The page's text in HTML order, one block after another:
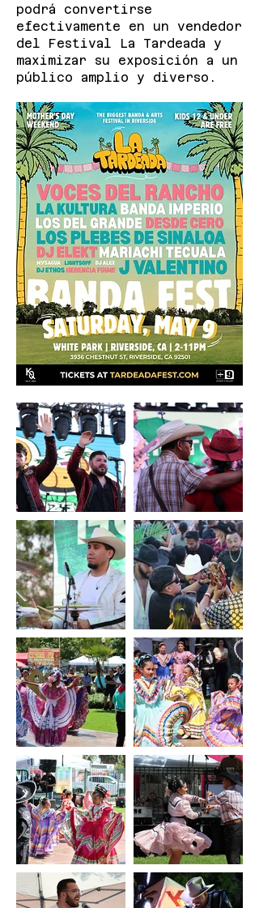
podrá convertirse
efectivamente en un vendedor
del Festival La Tardeada y
maximizar su exposición a un
público amplio y diverso.